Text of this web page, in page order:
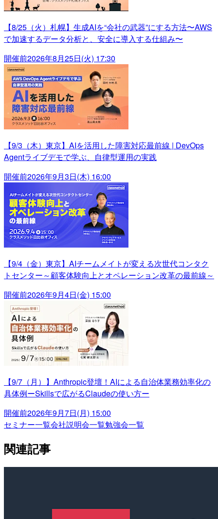
【8/25（火）札幌】生成AIを“会社の武器”にする方法〜AWS
で加速するデータ分析と、安全に導入する仕組み〜
開催前2026年8月25日(火) 17:30
【9/3（木）東京】AIを活用した障害対応最前線 | DevOps
Agentライブデモで学ぶ、自律型運用の実践
開催前2026年9月3日(木) 16:00
【9/4（金）東京】AIチームメイトが変える次世代コンタク
トセンター～顧客体験向上とオペレーション改革の最前線～
開催前2026年9月4日(金) 15:00
【9/7（月）】Anthropic登壇！AIによる自治体業務効率化の
具体例ーSkillsで広がるClaudeの使い方ー
開催前2026年9月7日(月) 15:00
セミナー一覧会社説明会一覧勉強会一覧
関連記事